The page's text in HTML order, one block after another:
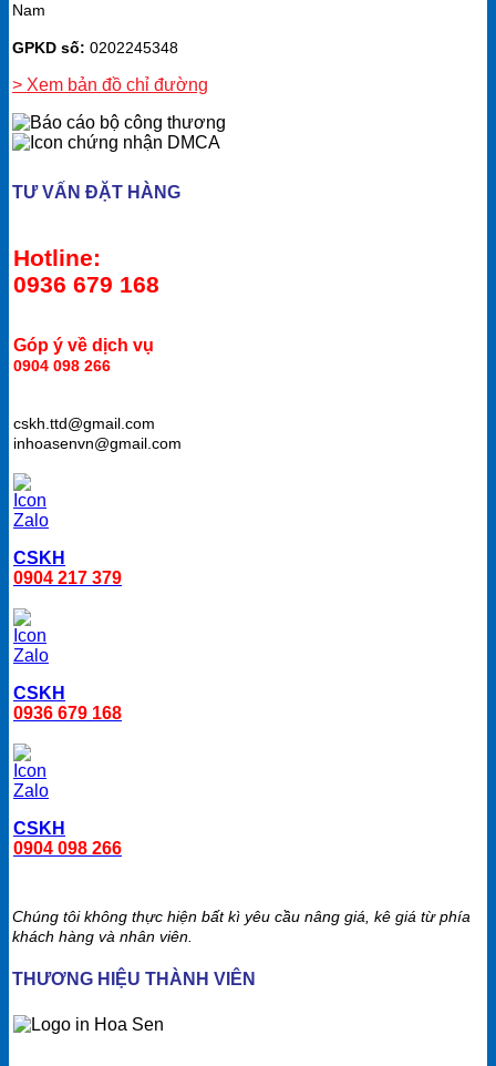
Nam
GPKD số: 0202245348
> Xem bản đồ chỉ đường
TƯ VẤN ĐẶT HÀNG
Hotline:
0936 679 168
Góp ý về dịch vụ
0904 098 266
cskh.ttd@gmail.com
inhoasenvn@gmail.com
CSKH
0904 217 379
CSKH
0936 679 168
CSKH
0904 098 266
Chúng tôi không thực hiện bất kì yêu cầu nâng giá, kê giá từ phía
khách hàng và nhân viên.
THƯƠNG HIỆU THÀNH VIÊN